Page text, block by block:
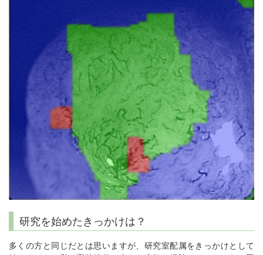
研究を始めたきっかけは？
多くの方と同じだとは思いますが、研究室配属をきっかけとして